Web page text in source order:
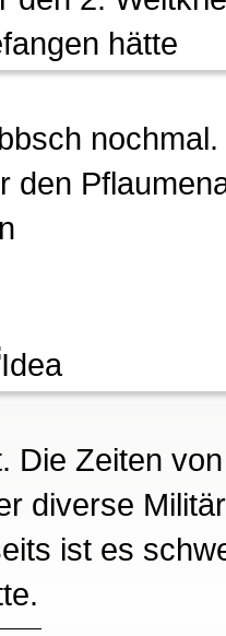
hätte
nochmal.
den
Die Zeiten
diverse
ist es